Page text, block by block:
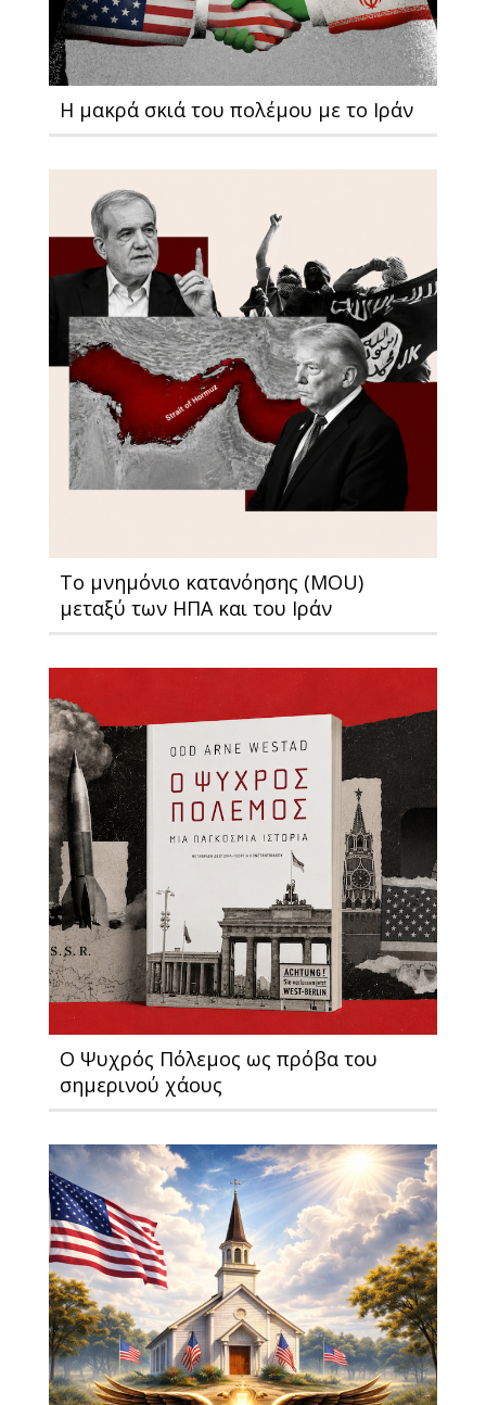
Η μακρά σκιά του πολέμου με το Ιράν
Το μνημόνιο κατανόησης (MOU)
μεταξύ των ΗΠΑ και του Ιράν
Ο Ψυχρός Πόλεμος ως πρόβα του
σημερινού χάους